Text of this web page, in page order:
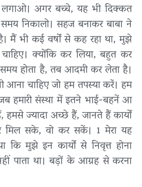
अगर बच्चे, यह भी दिक्कत
निकालो। सहज बनाकर बाबा ने
मैं भी कई वर्षों से कह रहा था, मुझे
क्योंकि कर लिया, बहुत कर
होता है, तब आदमी कर लेता है।
चाहिए जो हम तपस्या करें। हम
हमारी संस्था में इतने भाई-बहनें आ
ज्यादा अच्छे हैं, जानते हैं कार्यों
मिल सके, वो कर सकें। 1 मेरा यह
कि मुझे इन कार्यों से निवृत्त होना
पाता था। बड़ों के आग्रह से करना